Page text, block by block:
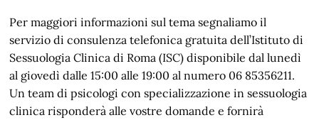
Per maggiori informazioni sul tema segnaliamo il
servizio di consulenza telefonica gratuita dell’Istituto di
Sessuologia Clinica di Roma (ISC) disponibile dal lunedì
al giovedì dalle 15:00 alle 19:00 al numero 06 85356211.
Un team di psicologi con specializzazione in sessuologia
clinica risponderà alle vostre domande e fornirà